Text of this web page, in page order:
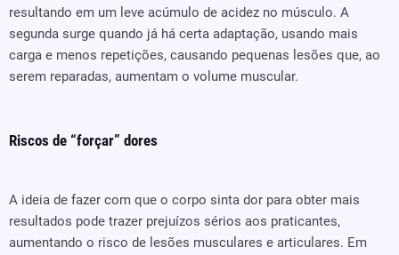
resultando em um leve acúmulo de acidez no músculo. A
segunda surge quando já há certa adaptação, usando mais
carga e menos repetições, causando pequenas lesões que, ao
serem reparadas, aumentam o volume muscular.
Riscos de “forçar” dores
A ideia de fazer com que o corpo sinta dor para obter mais
resultados pode trazer prejuízos sérios aos praticantes,
aumentando o risco de lesões musculares e articulares. Em